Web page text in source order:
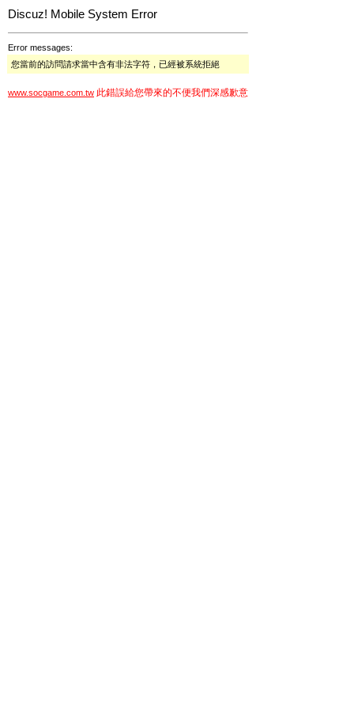
Discuz! Mobile System Error
Error messages:
您當前的訪問請求當中含有非法字符，已經被系統拒絕
www.socgame.com.tw 此錯誤給您帶來的不便我們深感歉意